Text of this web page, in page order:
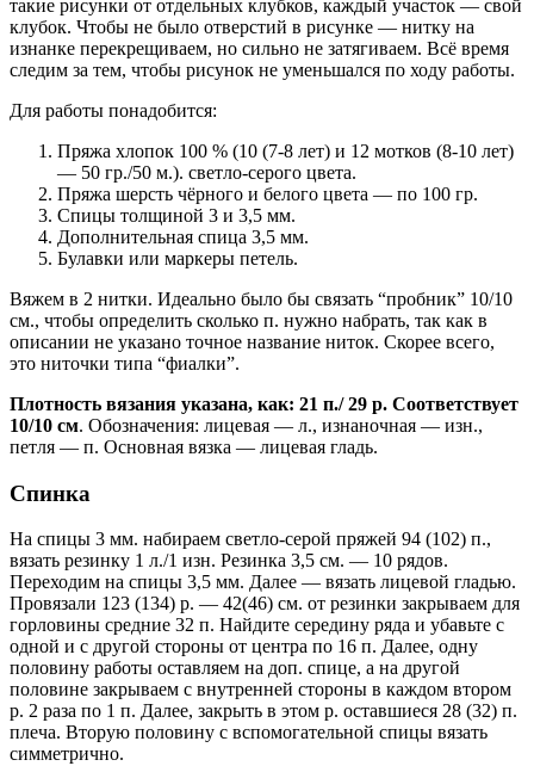
такие рисунки от отдельных клубков, каждый участок — свой
клубок. Чтобы не было отверстий в рисунке — нитку на
изнанке перекрещиваем, но сильно не затягиваем. Всё время
следим за тем, чтобы рисунок не уменьшался по ходу работы.
Для работы понадобится:
Пряжа хлопок 100 % (10 (7-8 лет) и 12 мотков (8-10 лет)
— 50 гр./50 м.). светло-серого цвета.
Пряжа шерсть чёрного и белого цвета — по 100 гр.
Спицы толщиной 3 и 3,5 мм.
Дополнительная спица 3,5 мм.
Булавки или маркеры петель.
Вяжем в 2 нитки. Идеально было бы связать “пробник” 10/10
см., чтобы определить сколько п. нужно набрать, так как в
описании не указано точное название ниток. Скорее всего,
это ниточки типа “фиалки”.
Плотность вязания указана, как: 21 п./ 29 р. Соответствует
10/10 см. Обозначения: лицевая — л., изнаночная — изн.,
петля — п. Основная вязка — лицевая гладь.
Спинка
На спицы 3 мм. набираем светло-серой пряжей 94 (102) п.,
вязать резинку 1 л./1 изн. Резинка 3,5 см. — 10 рядов.
Переходим на спицы 3,5 мм. Далее — вязать лицевой гладью.
Провязали 123 (134) р. — 42(46) см. от резинки закрываем для
горловины средние 32 п. Найдите середину ряда и убавьте с
одной и с другой стороны от центра по 16 п. Далее, одну
половину работы оставляем на доп. спице, а на другой
половине закрываем с внутренней стороны в каждом втором
р. 2 раза по 1 п. Далее, закрыть в этом р. оставшиеся 28 (32) п.
плеча. Вторую половину с вспомогательной спицы вязать
симметрично.